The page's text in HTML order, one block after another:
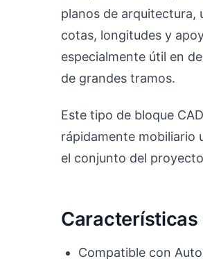
planos de arquitectura,
cotas, longitudes y
especialmente útil en
de grandes tramos.
Este tipo de bloque
rápidamente mobiliario
el conjunto del
Características
Compatible con